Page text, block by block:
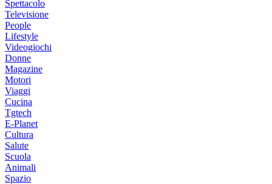
Spettacolo
Televisione
People
Lifestyle
Videogiochi
Donne
Magazine
Motori
Viaggi
Cucina
Tgtech
E-Planet
Cultura
Salute
Scuola
Animali
Spazio